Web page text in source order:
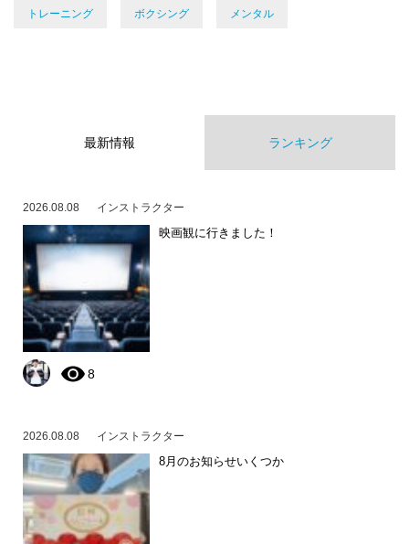
トレーニング ボクシング メンタル
最新情報 ランキング
2026.08.08 インストラクター
映画観に行きました！
8
2026.08.08 インストラクター
8月のお知らせいくつか